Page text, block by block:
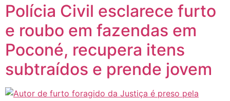
Polícia Civil esclarece furto
e roubo em fazendas em
Poconé, recupera itens
subtraídos e prende jovem